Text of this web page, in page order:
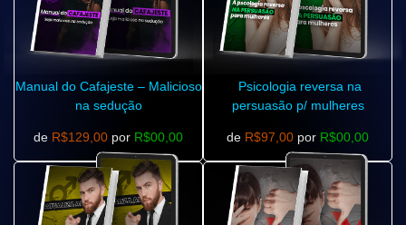
Manual do Cafajeste – Malicioso
na sedução
de R$129,00 por R$00,00
Psicologia reversa na
persuasão p/ mulheres
de R$97,00 por R$00,00